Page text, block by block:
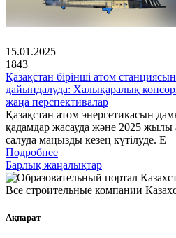
15.01.2025
1843
Қазақстан бірінші атом
дайындалуда: Халықаралық
жаңа перспективалар
Қазақстан атом энергетикасын
қадамдар жасауда және 2025 жылы
салуда маңызды кезең күтілуде. Е
Подробнее
Барлық жаңалықтар
Все строительные компании
Ақпарат